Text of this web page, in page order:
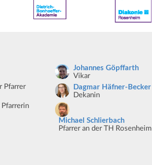
Pfarrer
Johannes Göpffarth
Vikar
Dagmar Häfner-Becker
Dekanin
Michael Schlierbach
Pfarrer an der TH Rosenheim